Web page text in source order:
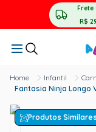
Frete
R$
Infantil
Fantasia Ninja Longo
Produtos Similares